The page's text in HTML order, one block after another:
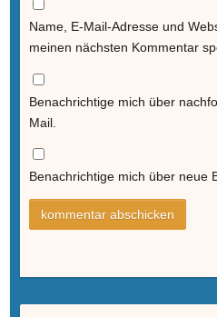
Name, E-Mail-Adresse und
meinen nächsten Kommentar
Benachrichtige mich über
Mail.
Benachrichtige mich über neue